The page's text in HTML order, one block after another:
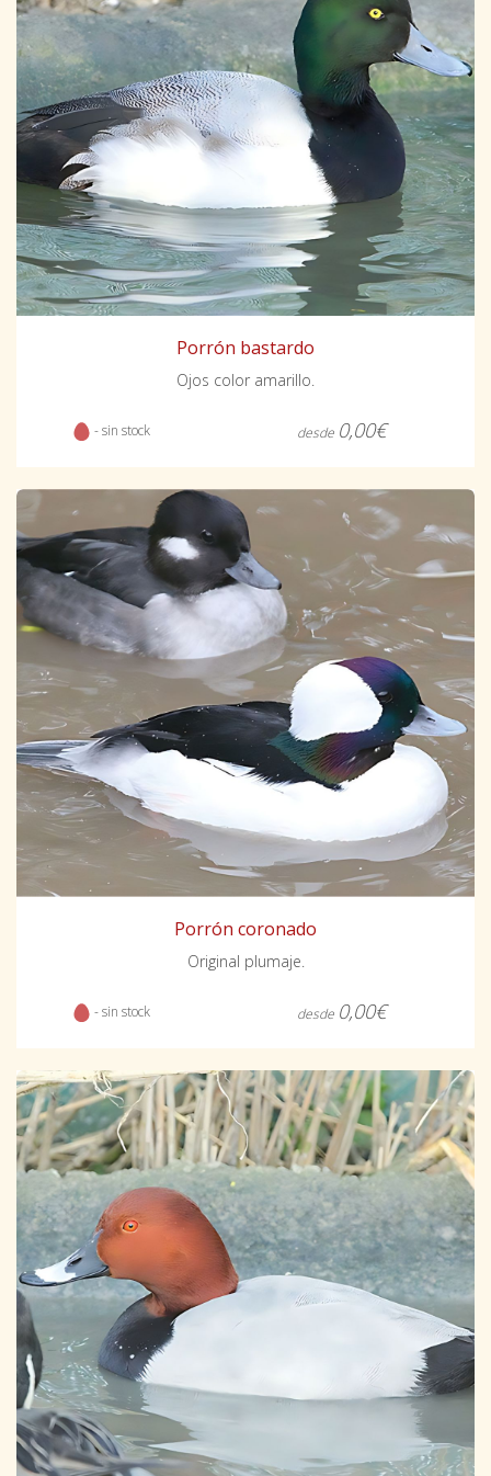
Porrón bastardo
Ojos color amarillo.
- sin stock desde 0,00€
Porrón coronado
Original plumaje.
- sin stock desde 0,00€